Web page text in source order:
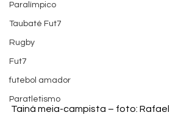
Paralímpico
Taubaté Fut7
Rugby
Fut7
futebol amador
Paratletismo
Tainá meia-campista – foto: Rafael